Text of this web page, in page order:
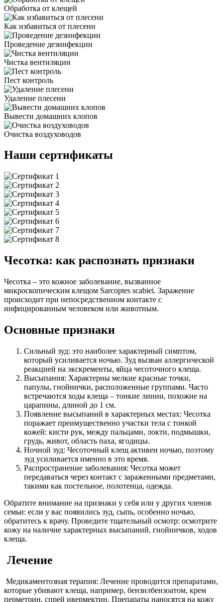
Обработка от клещей
Как избавиться от плесени
Проведение дезинфекции
Чистка вентиляции
Пест контроль
Удаление плесени
Вывести домашних клопов
Очистка воздуховодов
Наши сертификаты
Чесотка: как распознать признаки
Чесотка – это кожное заболевание, вызванное
микроскопическим клещом Sarcoptes scabiei. Заражение
происходит при непосредственном контакте с
инфицированным человеком или животным.
Основные признаки
Сильный зуд: это наиболее характерный симптом,
который усиливается ночью. Зуд вызван аллергической
реакцией на экскременты, яйца чесоточного клеща.
Высыпания: Характерны мелкие красные точки,
папулы, гнойнички, расположенные группами. Часто
встречаются ходы клеща – тонкие линии, похожие на
царапины, длиной до 1 см.
Появление высыпаний в характерных местах: Чесотка
поражает преимущественно участки тела с тонкой
кожей: кисти рук, между пальцами, локти, подмышки,
грудь, живот, область паха, ягодицы.
Ночной зуд: Чесоточный клещ активен ночью, поэтому
зуд усиливается именно в это время.
Распространение заболевания: Чесотка может
передаваться через контакт с зараженными предметами,
такими как постельное, полотенца, одежда.
Обратите внимание на признаки у себя или у других членов
семьи: если у вас появились зуд, сыпь, особенно ночью,
обратитесь к врачу. Проведите тщательный осмотр: осмотрите
кожу на наличие характерных высыпаний, гнойничков, ходов
клеща.
Лечение
Медикаментозная терапия: Лечение проводится препаратами,
которые убивают клеща, например, бензилбензоатом, крем
перметрин, спрей ивермектин. Препараты наносятся на кожу